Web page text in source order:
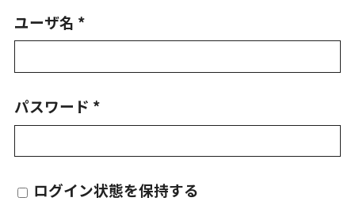
ユーザ名 *
パスワード *
ログイン状態を保持する